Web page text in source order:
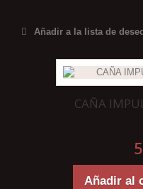
Añadir a la lista de
CAÑA
Añadir al